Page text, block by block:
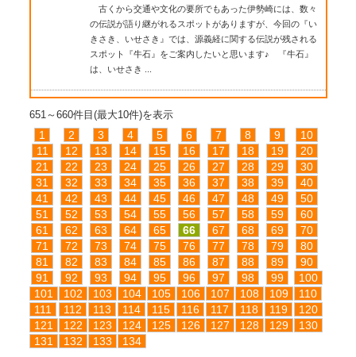
古くから交通や文化の要所でもあった伊勢崎には、数々
の伝説が語り継がれるスポットがありますが、今回の『い
きさき、いせさき』では、源義経に関する伝説が残される
スポット『牛石』をご案内したいと思います♪ 『牛石』
は、いせさき ...
651～660件目(最大10件)を表示
1 2 3 4 5 6 7 8 9
10
11
12 13 14 15 16 17 18 19
20
21
22 23 24 25 26 27 28 29
30
31
32 33 34 35 36 37 38 39
40
41
42 43 44 45 46 47 48 49
50
51
52 53 54 55 56 57 58 59
60
61
62 63 64 65 66 67 68 69
70
71
72 73 74 75 76 77 78 79
80
81
82 83 84 85 86 87 88 89
90
91
92 93 94 95 96 97 98 99
100
101
102 103 104 105 106 107 108 109
110
111
112 113 114 115 116 117 118 119
120
121
122 123 124 125 126 127 128 129
130
131
132 133 134